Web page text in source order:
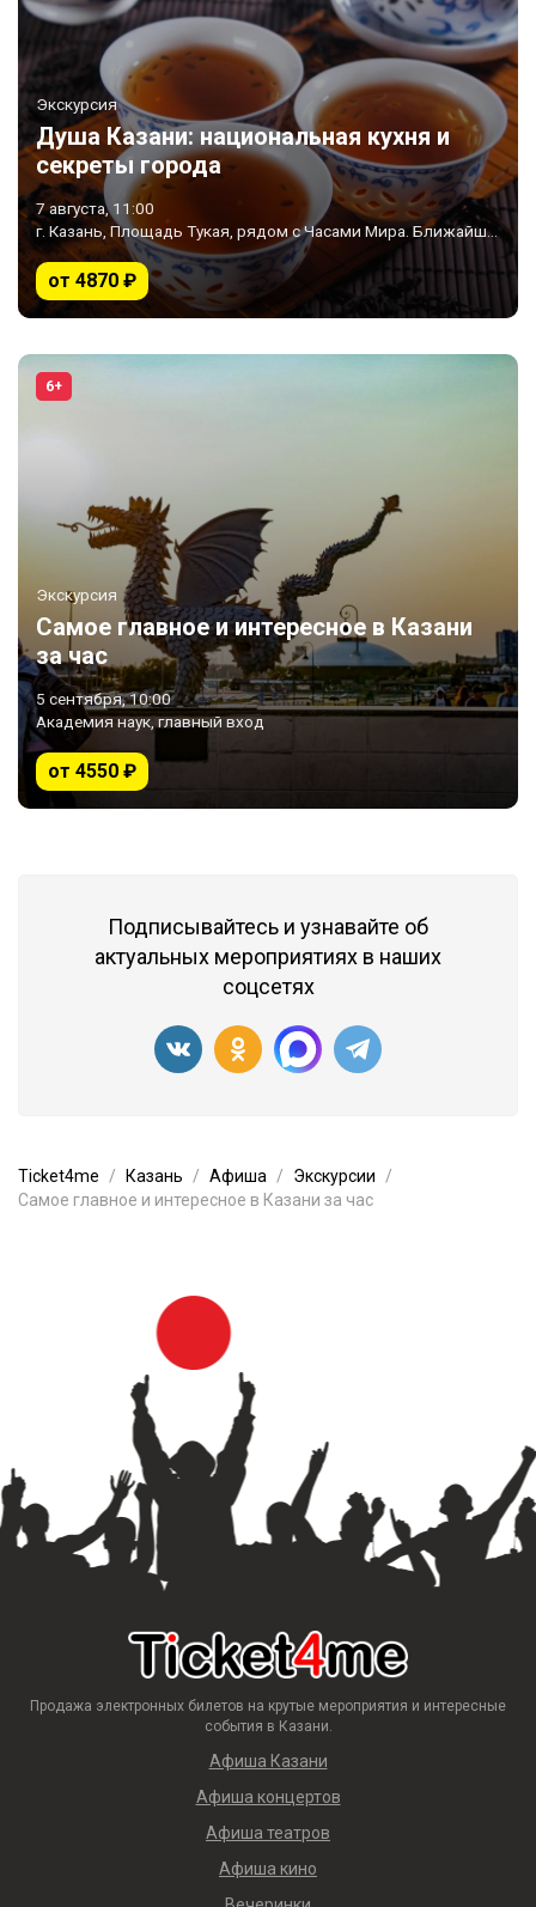
Экскурсия
Душа Казани: национальная кухня и
секреты города
7 августа, 11:00
г. Казань, Площадь Тукая, рядом с Часами Мира. Ближайшее метро «Площадь Тукая»
от 4870 ₽
6+
Экскурсия
Самое главное и интересное в Казани
за час
5 сентября, 10:00
Академия наук, главный вход
от 4550 ₽
Подписывайтесь и узнавайте об
актуальных мероприятиях в наших
соцсетях
Ticket4me Казань Афиша
Экскурсии
Самое главное и интересное в Казани за час
Продажа электронных билетов на крутые мероприятия и интересные
события в Казани.
Афиша Казани
Афиша концертов
Афиша театров
Афиша кино